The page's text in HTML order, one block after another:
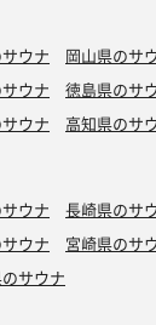
ウナ
岡山県のサ
ウナ
徳島県のサ
ウナ 高知県のサ
ウナ
長崎県のサ
ウナ
宮崎県のサ
サウナ